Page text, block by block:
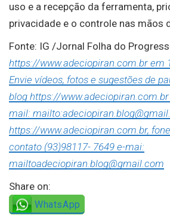
uso e a recepção da ferramenta,
privacidade e o controle nas mãos
Fonte: IG /Jornal Folha do
https://www.adeciopiran.com.br em
Envie vídeos, fotos e sugestões de
blog https://
mail:
https://www.adeciopiran.com.br,
contato (93)98117- 7649 e-mai:
mailtoadeciopiran.blog@gmail.com
Share on:
WhatsApp